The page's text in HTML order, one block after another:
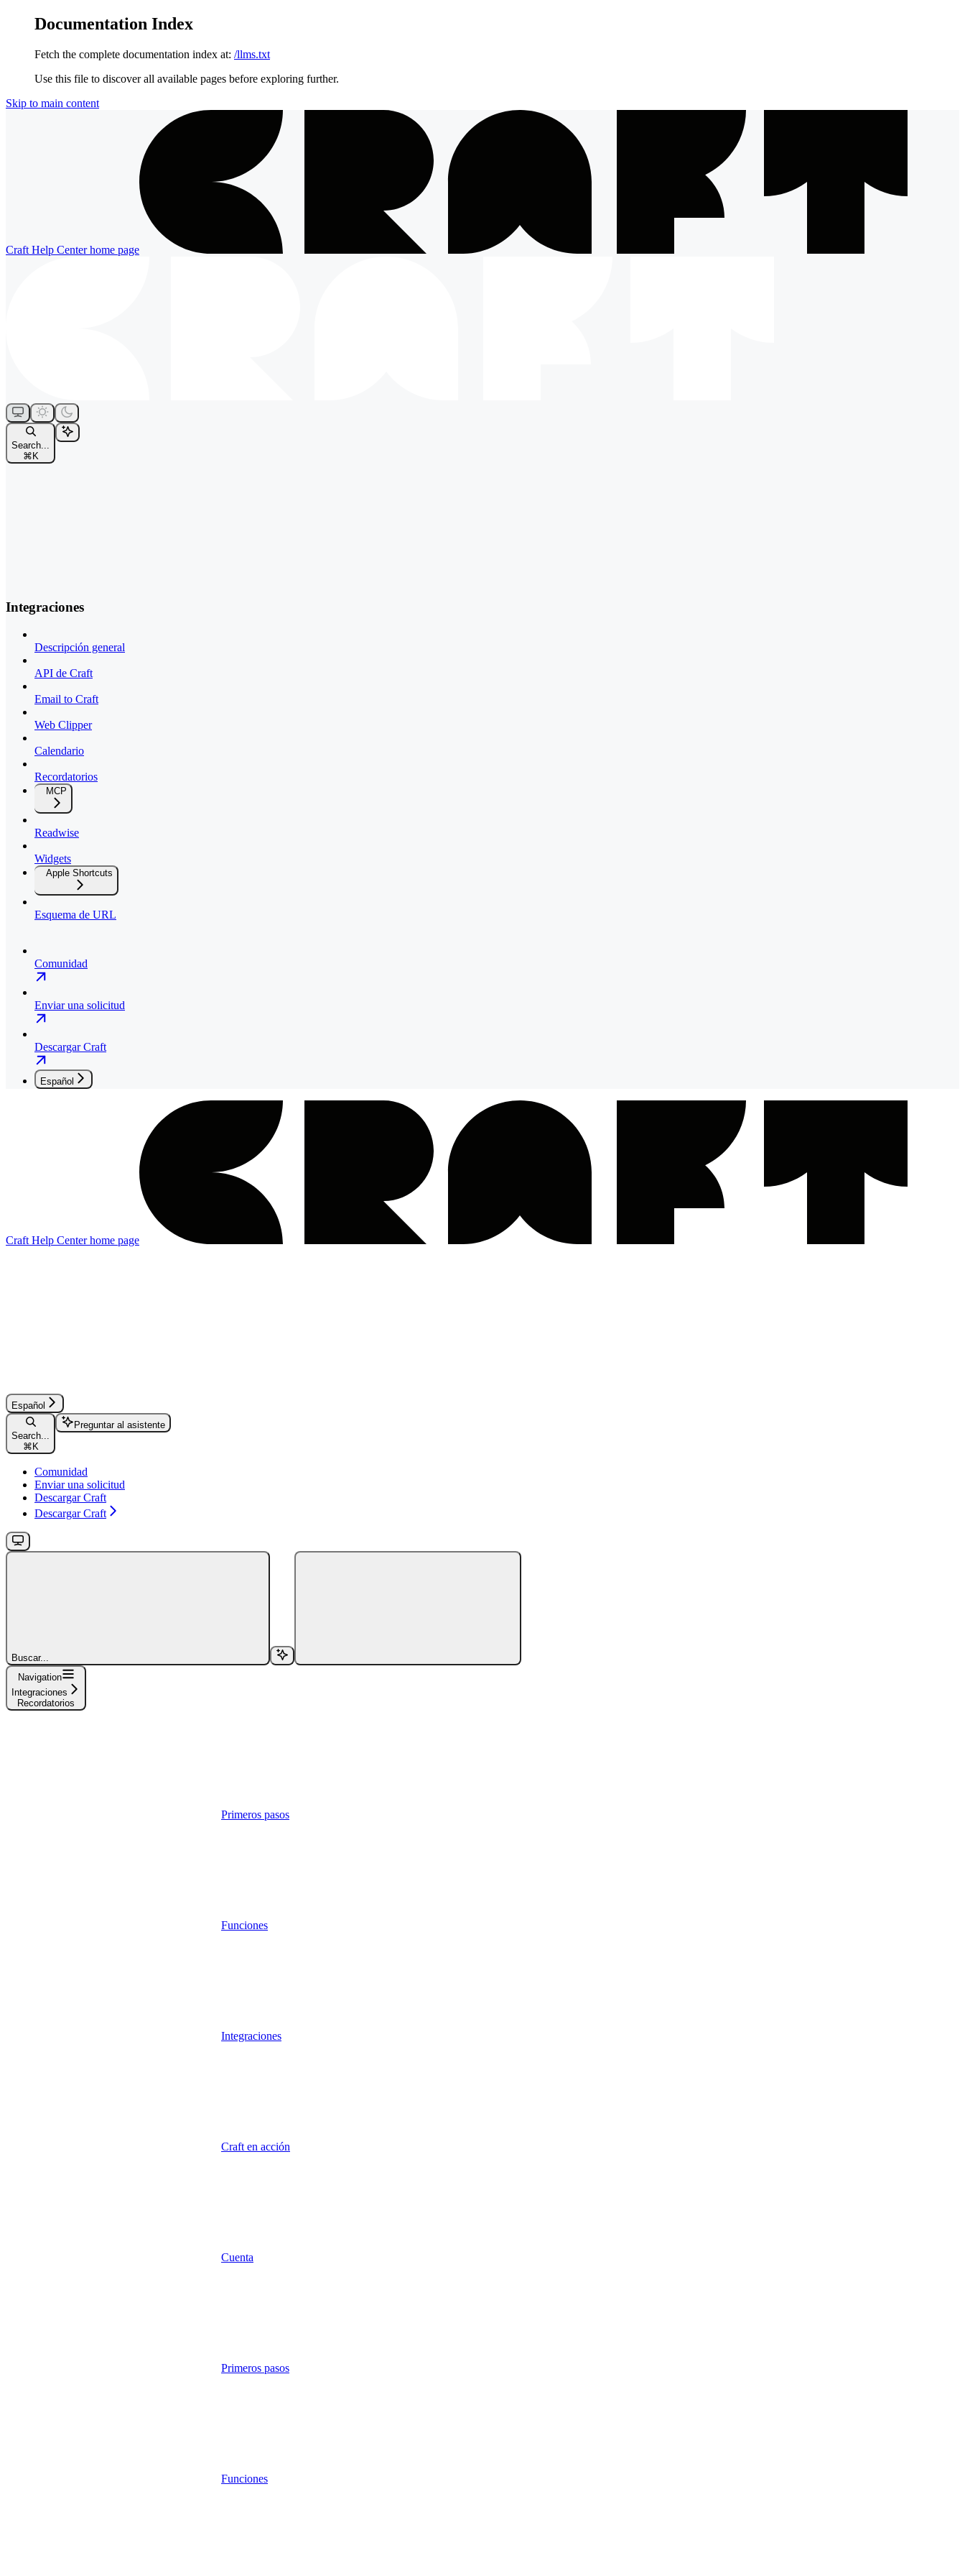
Documentation Index
Fetch the complete documentation index at: /llms.txt
Use this file to discover all available pages before exploring further.
Skip to main content
Craft Help Centerhome page
Search...
⌘ K
Integraciones
Descripción general
API de Craft
Email to Craft
Web Clipper
Calendario
Recordatorios
MCP
Readwise
Widgets
Apple Shortcuts
Esquema de URL
Comunidad
Enviar una solicitud
Descargar Craft
Español
Craft Help Centerhome page
Español
Search...
⌘ K
Preguntar al asistente
Comunidad
Enviar una solicitud
Descargar Craft
Descargar Craft
Buscar...
Navigation
Integraciones
Recordatorios
Primeros pasos
Funciones
Integraciones
Craft en acción
Cuenta
Primeros pasos
Funciones